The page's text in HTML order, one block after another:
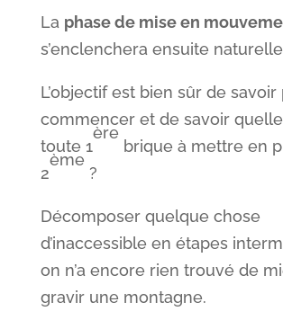
La phase de mise en
s’enclenchera ensuite
L’objectif est bien sûr de savoir
commencer et de savoir
toute 1
ère
brique à mettre en
2
ème
?
Décomposer quelque chose
d’inaccessible en étapes
on n’a encore rien trouvé de
gravir une montagne.